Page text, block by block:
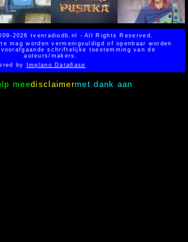
2026 tvenradiodb.nl - All Rights Reserved.
mag worden vermenigvuldigd of openbaar worden
schriftelijke toestemming van de
auteurs/makers.
byImplano Data6ase
meedisclaimermet dank aan